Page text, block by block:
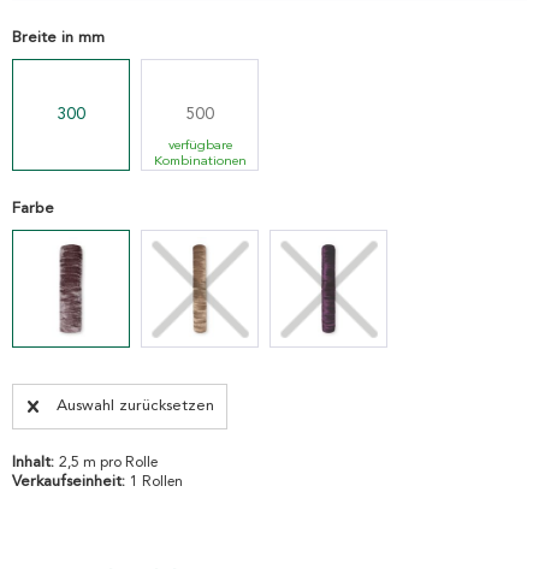
Breite in mm
300 500
verfügbare
Kombinationen
Farbe
Auswahl zurücksetzen
Inhalt: 2,5 m pro Rolle
Verkaufseinheit: 1 Rollen